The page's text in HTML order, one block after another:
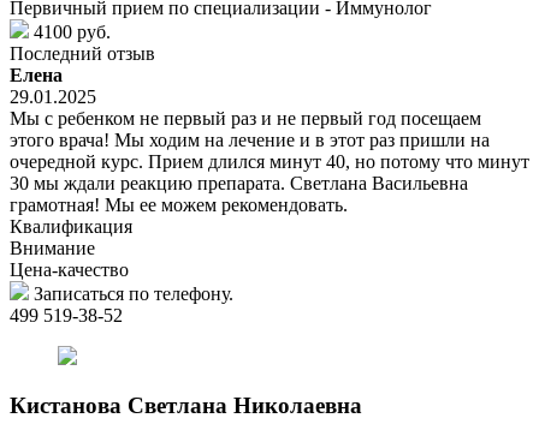
Первичный прием по специализации - Иммунолог
4100 руб.
Последний отзыв
Елена
29.01.2025
Мы с ребенком не первый раз и не первый год посещаем
этого врача! Мы ходим на лечение и в этот раз пришли на
очередной курс. Прием длился минут 40, но потому что минут
30 мы ждали реакцию препарата. Светлана Васильевна
грамотная! Мы ее можем рекомендовать.
Квалификация
Внимание
Цена-качество
Записаться по телефону.
499 519-38-52
Кистанова Светлана Николаевна